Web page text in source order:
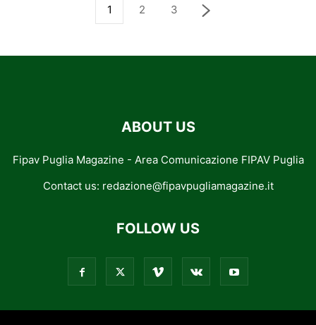
1 2 3
ABOUT US
Fipav Puglia Magazine - Area Comunicazione FIPAV Puglia
Contact us: redazione@fipavpugliamagazine.it
FOLLOW US